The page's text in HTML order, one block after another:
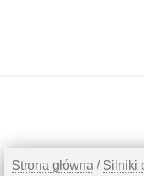
Strona główna / Silniki